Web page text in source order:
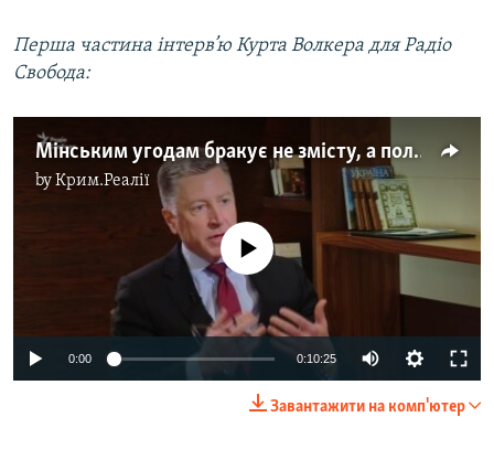
Перша частина інтерв’ю Курта Волкера для Радіо
Свобода:
Мінським угодам бракує не змісту, а політичної волі – Курт Волкер (ексклюзивне інтерв'ю)
byКрим.Реалії
No media source currently available
0:00 0:10:25
Завантажити на комп'ютер